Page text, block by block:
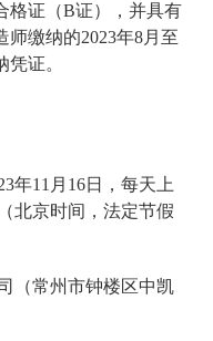
格证（B证），并具有
师缴纳的2023年8月至
证。
3年11 月 16日，每天上
北京时间， 法定节假
（常州市钟楼区中凯